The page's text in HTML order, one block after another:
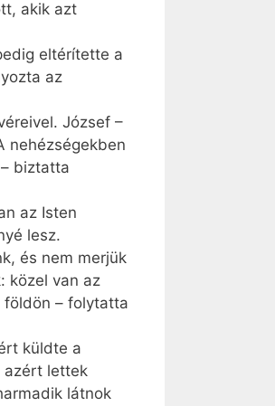
akik azt
eltérítette a
az
József –
nehézségekben
biztatta
az Isten
lesz.
és nem merjük
közel van az
földön – folytatta
küldte a
azért lettek
látnok